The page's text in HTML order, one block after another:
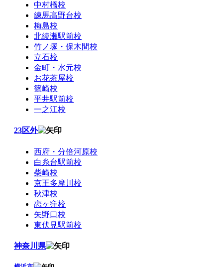
中村橋校
練馬高野台校
梅島校
北綾瀬駅前校
竹ノ塚・保木間校
立石校
金町・水元校
お花茶屋校
篠崎校
平井駅前校
一之江校
23区外
西府・分倍河原校
白糸台駅前校
柴崎校
京王多摩川校
秋津校
恋ヶ窪校
矢野口校
東伏見駅前校
神奈川県